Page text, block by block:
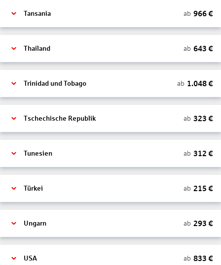
Tansania ab 966€
Thailand ab 643 €
Trinidad und Tobago ab 1.048€
Tschechische Republik ab 323 €
Tunesien ab 312 €
Türkei ab 215 €
Ungarn ab 293 €
USA ab 833 €